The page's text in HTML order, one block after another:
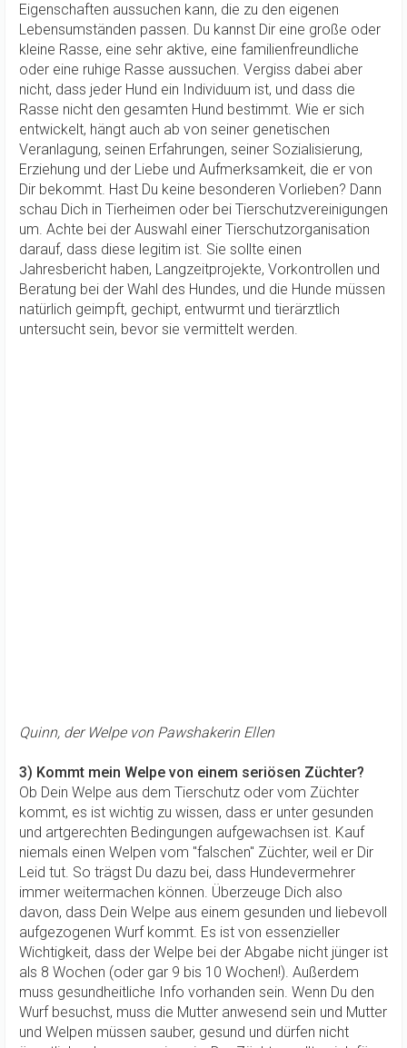
Eigenschaften aussuchen kann, die zu den eigenen
Lebensumständen passen. Du kannst Dir eine große oder
kleine Rasse, eine sehr aktive, eine familienfreundliche
oder eine ruhige Rasse aussuchen. Vergiss dabei aber
nicht, dass jeder Hund ein Individuum ist, und dass die
Rasse nicht den gesamten Hund bestimmt. Wie er sich
entwickelt, hängt auch ab von seiner genetischen
Veranlagung, seinen Erfahrungen, seiner Sozialisierung,
Erziehung und der Liebe und Aufmerksamkeit, die er von
Dir bekommt. Hast Du keine besonderen Vorlieben? Dann
schau Dich in Tierheimen oder bei Tierschutzvereinigungen
um. Achte bei der Auswahl einer Tierschutzorganisation
darauf, dass diese legitim ist. Sie sollte einen
Jahresbericht haben, Langzeitprojekte, Vorkontrollen und
Beratung bei der Wahl des Hundes, und die Hunde müssen
natürlich geimpft, gechipt, entwurmt und tierärztlich
untersucht sein, bevor sie vermittelt werden.
Quinn, der Welpe von Pawshakerin Ellen
3) Kommt mein Welpe von einem seriösen Züchter?
Ob Dein Welpe aus dem Tierschutz oder vom Züchter
kommt, es ist wichtig zu wissen, dass er unter gesunden
und artgerechten Bedingungen aufgewachsen ist. Kauf
niemals einen Welpen vom "falschen" Züchter, weil er Dir
Leid tut. So trägst Du dazu bei, dass Hundevermehrer
immer weitermachen können. Überzeuge Dich also
davon, dass Dein Welpe aus einem gesunden und liebevoll
aufgezogenen Wurf kommt. Es ist von essenzieller
Wichtigkeit, dass der Welpe bei der Abgabe nicht jünger ist
als 8 Wochen (oder gar 9 bis 10 Wochen!). Außerdem
muss gesundheitliche Info vorhanden sein. Wenn Du den
Wurf besuchst, muss die Mutter anwesend sein und Mutter
und Welpen müssen sauber, gesund und dürfen nicht